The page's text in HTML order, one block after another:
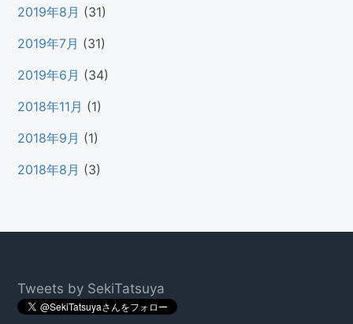
2019年8月 (31)
2019年7月 (31)
2019年6月 (34)
2018年11月 (1)
2018年9月 (1)
2018年8月 (3)
Footer
Tweets by SekiTatsuya